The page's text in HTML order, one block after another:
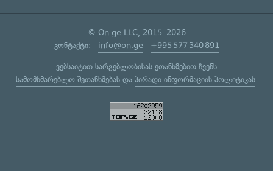
© On.ge LLC, 2015–2026
კონტაქტი: info@on.ge +995 577 340 891
ვებსაიტით სარგებლობისას ეთანხმებით ჩვენს
სამომხმარებლო შეთანხმებასდა პირადი ინფორმაციის პოლიტიკას.